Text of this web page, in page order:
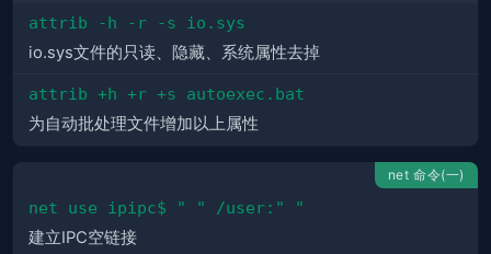
attrib -h -r -s io.sys
io.sys文件的只读、隐藏、系统属性去掉
attrib +h +r +s autoexec.bat
为自动批处理文件增加以上属性
net 命令(一)
net use ipipc$ " " /user:" "
建立IPC空链接